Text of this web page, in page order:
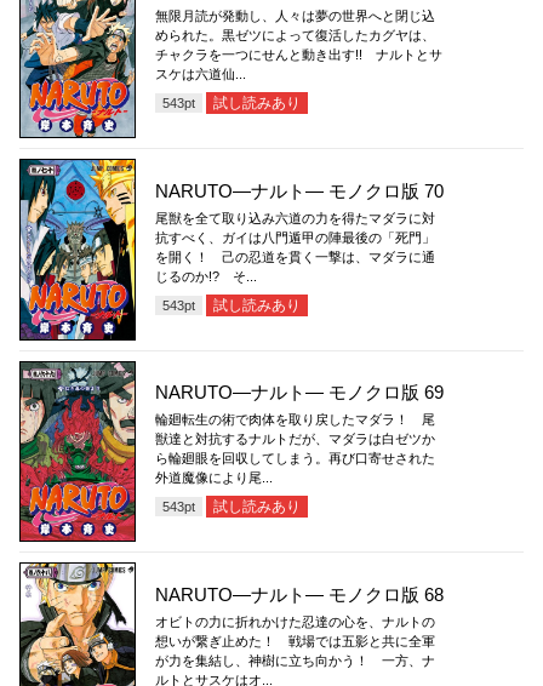
無限月読が発動し、人々は夢の世界へと閉じ込
められた。黒ゼツによって復活したカグヤは、
チャクラを一つにせんと動き出す!! ナルトとサ
スケは六道仙...
543pt 試し読みあり
NARUTO―ナルト― モノクロ版 70
尾獣を全て取り込み六道の力を得たマダラに対
抗すべく、ガイは八門遁甲の陣最後の「死門」
を開く！ 己の忍道を貫く一撃は、マダラに通
じるのか!? そ...
543pt 試し読みあり
NARUTO―ナルト― モノクロ版 69
輪廻転生の術で肉体を取り戻したマダラ！ 尾
獣達と対抗するナルトだが、マダラは白ゼツか
ら輪廻眼を回収してしまう。再び口寄せされた
外道魔像により尾...
543pt 試し読みあり
NARUTO―ナルト― モノクロ版 68
オビトの力に折れかけた忍達の心を、ナルトの
想いが繋ぎ止めた！ 戦場では五影と共に全軍
が力を集結し、神樹に立ち向かう！ 一方、ナ
ルトとサスケはオ...